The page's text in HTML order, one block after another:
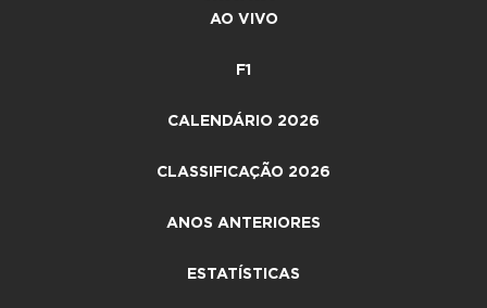
AO VIVO
F1
CALENDÁRIO 2026
CLASSIFICAÇÃO 2026
ANOS ANTERIORES
ESTATÍSTICAS